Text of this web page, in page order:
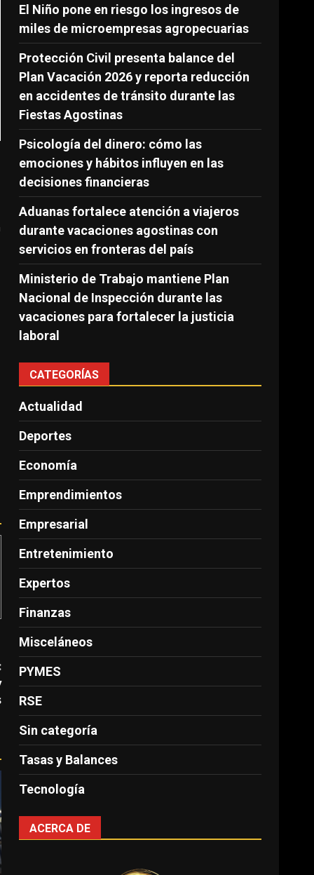
El Niño pone en riesgo los ingresos de
miles de microempresas agropecuarias
Protección Civil presenta balance del
Plan Vacación 2026 y reporta reducción
en accidentes de tránsito durante las
Fiestas Agostinas
Psicología del dinero: cómo las
emociones y hábitos influyen en las
decisiones financieras
Aduanas fortalece atención a viajeros
durante vacaciones agostinas con
servicios en fronteras del país
Ministerio de Trabajo mantiene Plan
Nacional de Inspección durante las
vacaciones para fortalecer la justicia
laboral
CATEGORÍAS
Actualidad
Deportes
Economía
Emprendimientos
Empresarial
Entretenimiento
Expertos
Finanzas
Misceláneos
PYMES
RSE
Sin categoría
Tasas y Balances
Tecnología
ACERCA DE